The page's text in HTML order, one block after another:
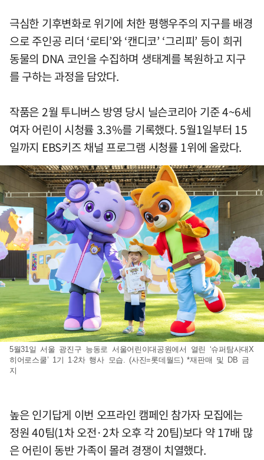
극심한 기후변화로 위기에 처한 평행우주의 지구를 배경
으로 주인공 리더 ‘로티’와 ‘캔디코’ ‘그리피’ 등이 희귀
동물의 DNA 코인을 수집하며 생태계를 복원하고 지구
를 구하는 과정을 담았다.
작품은 2월 투니버스 방영 당시 닐슨코리아 기준 4~6세
여자 어린이 시청률 3.3%를 기록했다. 5월1일부터 15
일까지 EBS키즈 채널 프로그램 시청률 1위에 올랐다.
5월31일 서울 광진구 능동로 서울어린이대공원에서 열린 ‘슈퍼탐사대X
히어로스쿨’ 1기 1·2차 행사 모습. (사진=롯데월드) *재판매 및 DB 금
지
높은 인기답게 이번 오프라인 캠페인 참가자 모집에는
정원 40팀(1차 오전·2차 오후 각 20팀)보다 약 17배 많
은 어린이 동반 가족이 몰려 경쟁이 치열했다.